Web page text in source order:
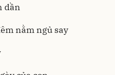
dần
nằm ngủ say